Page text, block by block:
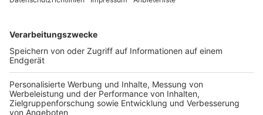
TOP-VEREINE